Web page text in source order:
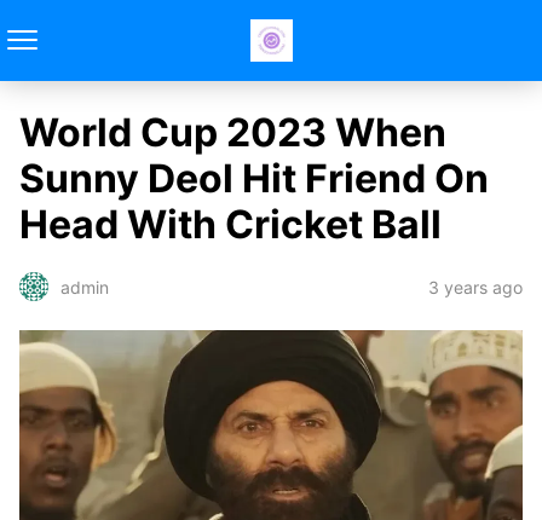
World Cup 2023 When
Sunny Deol Hit Friend On
Head With Cricket Ball
admin 3 years ago